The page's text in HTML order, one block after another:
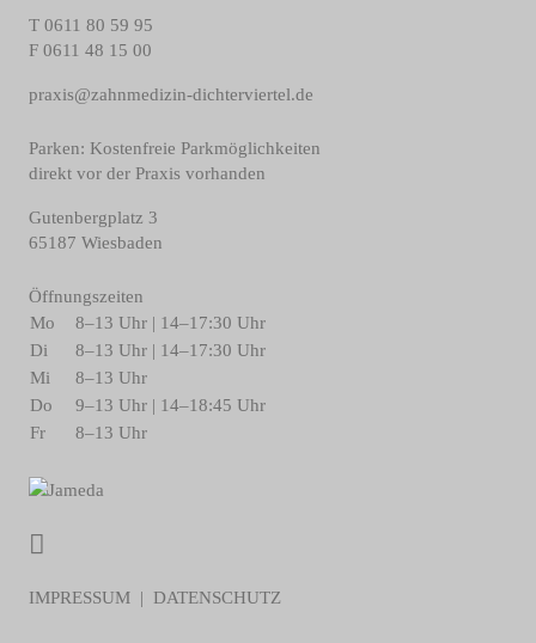
T 0611 80 59 95
F 0611 48 15 00
praxis@zahnmedizin-dichterviertel.de
Parken: Kostenfreie Parkmöglichkeiten
direkt vor der Praxis vorhanden
Gutenbergplatz 3
65187 Wiesbaden
Öffnungszeiten
Mo
8–13 Uhr | 14–17:30 Uhr
Di
8–13 Uhr | 14–17:30 Uhr
Mi
8–13 Uhr
Do
9–13 Uhr | 14–18:45 Uhr
Fr
8–13 Uhr
IMPRESSUM | DATENSCHUTZ